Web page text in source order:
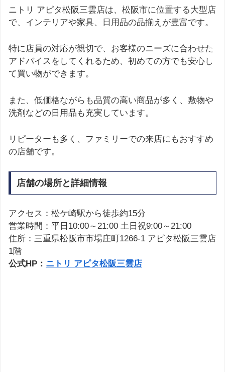
ニトリ アピタ松阪三雲店は、松阪市に位置する大型店
で、インテリアや家具、日用品の品揃えが豊富です。
特に店員の対応が親切で、お客様のニーズに合わせた
アドバイスをしてくれるため、初めての方でも安心し
て買い物ができます。
また、低価格ながらも品質の高い商品が多く、敷物や
洗剤などの日用品も充実しています。
リピーターも多く、ファミリーでの来店にもおすすめ
の店舗です。
店舗の場所と詳細情報
アクセス：松ケ崎駅から徒歩約15分
営業時間：平日10:00～21:00 土日祝9:00～21:00
住所：三重県松阪市市場庄町1266-1 アピタ松阪三雲店
1階
公式HP： ニトリ アピタ松阪三雲店